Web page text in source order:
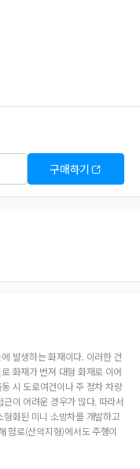
구매하기
발생하는 화재이다. 이러한 건
화재가 번져 대형 화재로 이어
시 도로여건이나 주 정차 차량
이 어려운 경우가 많다. 따라서
화된 미니 소방차를 개발하고
험로(산악지형)에서도 주행이